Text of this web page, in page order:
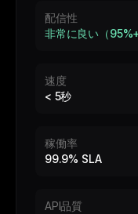
配信性
非常に良い（95%+
速度
< 5秒
稼働率
99.9% SLA
API品質